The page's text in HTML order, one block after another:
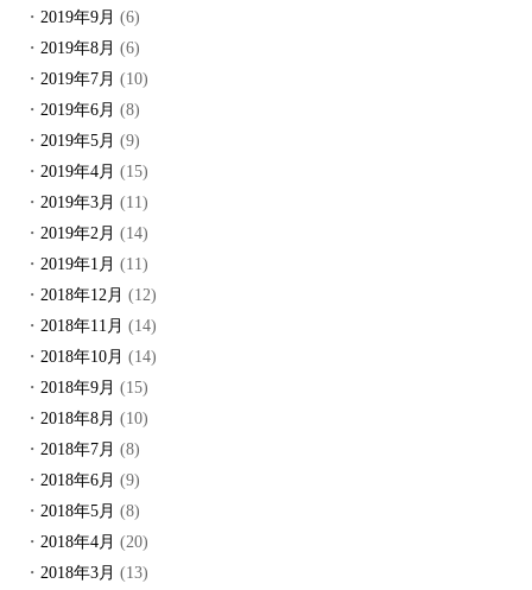
2019年9月 (6)
2019年8月 (6)
2019年7月 (10)
2019年6月 (8)
2019年5月 (9)
2019年4月 (15)
2019年3月 (11)
2019年2月 (14)
2019年1月 (11)
2018年12月 (12)
2018年11月 (14)
2018年10月 (14)
2018年9月 (15)
2018年8月 (10)
2018年7月 (8)
2018年6月 (9)
2018年5月 (8)
2018年4月 (20)
2018年3月 (13)